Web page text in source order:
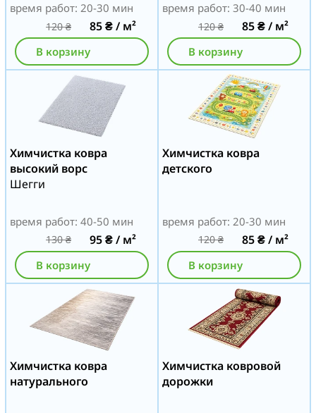
время работ: 20-30 мин
120₴ 85₴/ м²
В корзину
время работ: 30-40 мин
120₴ 85₴/ м²
В корзину
Химчистка ковра
высокий ворс
Шегги
время работ: 40-50 мин
130₴ 95₴/ м²
В корзину
Химчистка ковра
детского
время работ: 20-30 мин
120₴ 85₴/ м²
В корзину
Химчистка ковра
натурального
Химчистка ковровой
дорожки